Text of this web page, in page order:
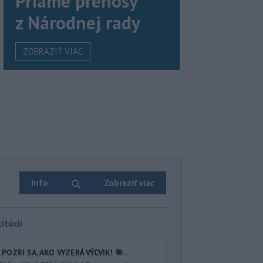
z Národnej rady
ZOBRAZIŤ VIAC
Info Zobraziť viac
SA, AKO VYZERÁ VÝCVIK! 🎯...